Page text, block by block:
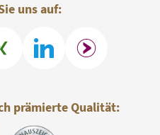
uns auf:
prämierte Qualität: